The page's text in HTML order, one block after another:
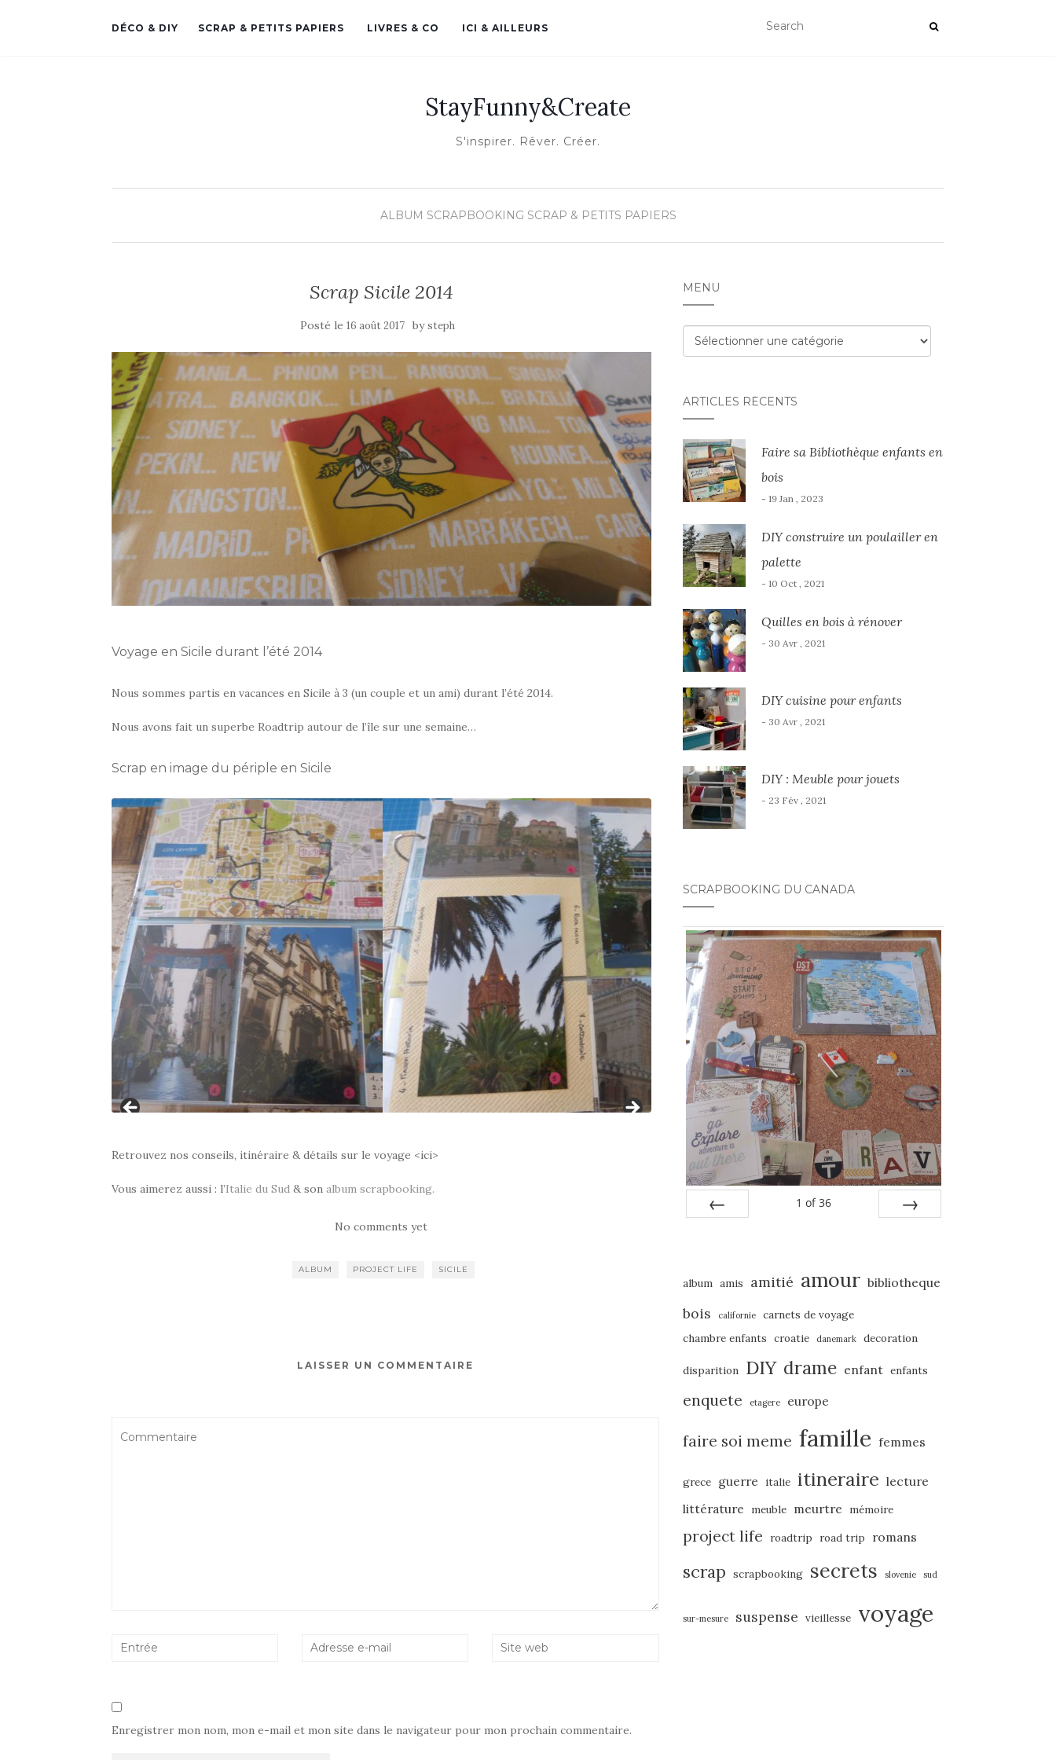
DÉCO & DIY SCRAP & PETITS PAPIERS LIVRES & CO ICI & AILLEURS
StayFunny&Create
S'inspirer. Rêver. Créer.
ALBUM SCRAPBOOKING SCRAP & PETITS PAPIERS
Scrap Sicile 2014
Posté le 16 août 2017 bysteph
Voyage en Sicile durant l’été 2014
Nous sommes partis en vacances en Sicile à 3 (un couple et un ami) durant l’été 2014.
Nous avons fait un superbe Roadtrip autour de l’île sur une semaine…
Scrap en image du périple en Sicile
Retrouvez nos conseils, itinéraire & détails sur le voyage <ici>
Vous aimerez aussi : l’Italie du Sud & son album scrapbooking.
No comments yet
ALBUM PROJECT LIFE SICILE
LAISSER UN COMMENTAIRE
Enregistrer mon nom, mon e-mail et mon site dans le navigateur pour mon prochain commentaire.
MENU
Menu
ARTICLES RÉCENTS
Faire sa Bibliothèque enfants en
bois
- 19 Jan , 2023
DIY construire un poulailler en
palette
- 10 Oct , 2021
Quilles en bois à rénover
- 30 Avr , 2021
DIY cuisine pour enfants
- 30 Avr , 2021
DIY : Meuble pour jouets
- 23 Fév , 2021
SCRAPBOOKING DU CANADA
1 of 36
album amis amitié amour bibliotheque
bois californie
carnets de voyage
chambre enfants croatie danemark decoration
disparition DIY drame enfant enfants
enquete etagere europe
faire soi meme famille femmes
grece guerre italie itineraire lecture
littérature
meuble meurtre mémoire
project life roadtrip road trip romans
scrap scrapbooking secrets slovenie sud
sur-mesure suspense vieillesse voyage